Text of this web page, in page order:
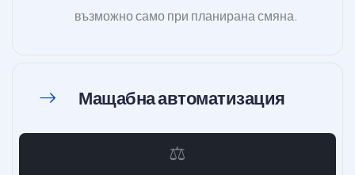
възможно само при планирана смяна.
Мащабна автоматизация
⚖️